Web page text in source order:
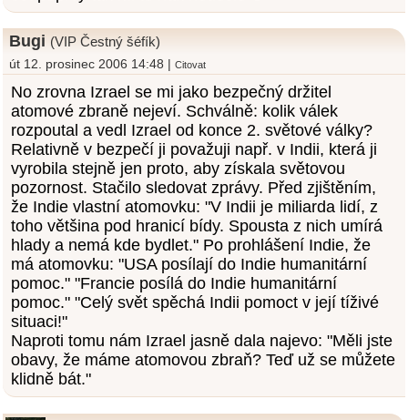
Bugi (VIP Čestný šéfík)
út 12. prosinec 2006 14:48 | Citovat
No zrovna Izrael se mi jako bezpečný držitel
atomové zbraně nejeví. Schválně: kolik válek
rozpoutal a vedl Izrael od konce 2. světové války?
Relativně v bezpečí ji považuji např. v Indii, která ji
vyrobila stejně jen proto, aby získala světovou
pozornost. Stačilo sledovat zprávy. Před zjištěním,
že Indie vlastní atomovku: "V Indii je miliarda lidí, z
toho většina pod hranicí bídy. Spousta z nich umírá
hlady a nemá kde bydlet." Po prohlášení Indie, že
má atomovku: "USA posílají do Indie humanitární
pomoc." "Francie posílá do Indie humanitární
pomoc." "Celý svět spěchá Indii pomoct v její tíživé
situaci!"
Naproti tomu nám Izrael jasně dala najevo: "Měli jste
obavy, že máme atomovou zbraň? Teď už se můžete
klidně bát."